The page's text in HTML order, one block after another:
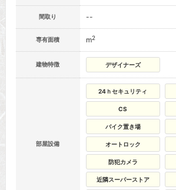
間取り --
専有面積 m2
建物特徴 デザイナーズ
部屋設備
24ｈセキュリティ
CS
バイク置き場
オートロック
防犯カメラ
近隣スーパーストア